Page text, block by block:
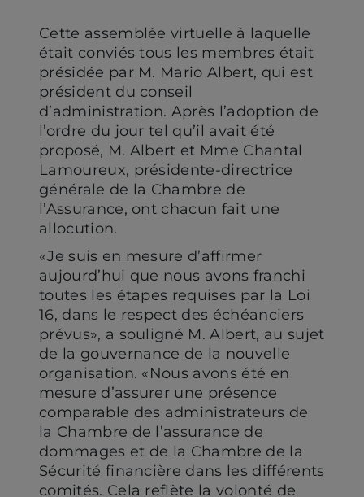
onglet)
onglet)
Cette assemblée virtuelle à laquelle
était conviés tous les membres était
présidée par M. Mario Albert, qui est
président du conseil
d’administration. Après l’adoption de
l’ordre du jour tel qu’il avait été
proposé, M. Albert et Mme Chantal
Lamoureux, présidente-directrice
générale de la Chambre de
l’Assurance, ont chacun fait une
allocution.
«Je suis en mesure d’affirmer
aujourd’hui que nous avons franchi
toutes les étapes requises par la Loi
16, dans le respect des échéanciers
prévus», a souligné M. Albert, au sujet
de la gouvernance de la nouvelle
organisation. «Nous avons été en
mesure d’assurer une présence
comparable des administrateurs de
la Chambre de l’assurance de
dommages et de la Chambre de la
Sécurité financière dans les différents
comités. Cela reflète la volonté de